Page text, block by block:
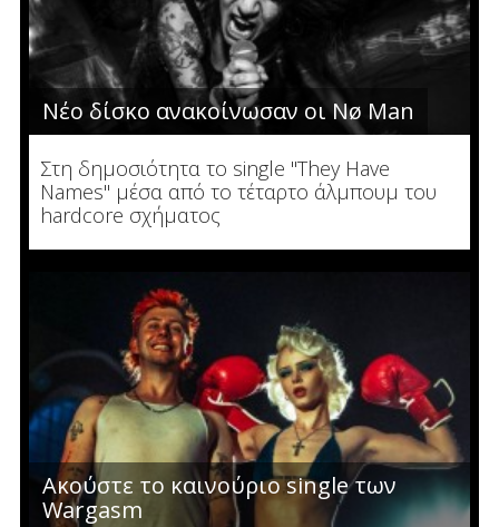
Νέο δίσκο ανακοίνωσαν οι Nø Man
Στη δημοσιότητα το single "They Have
Names" μέσα από το τέταρτο άλμπουμ του
hardcore σχήματος
Ακούστε το καινούριο single των
Wargasm